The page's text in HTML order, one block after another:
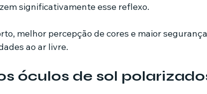
significativamente esse reflexo.
melhor percepção de cores e maior
ao ar livre.
óculos de sol